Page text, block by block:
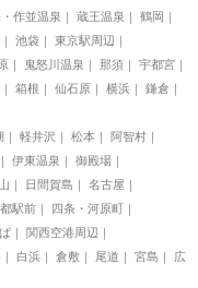
作並温泉 蔵王温泉
鶴岡
池袋
東京駅周辺
鬼怒川温泉 那須
宇都宮
箱根 仙石原 横浜
鎌倉
軽井沢 松本
阿智村
伊東温泉
御殿場
日間賀島
名古屋
駅前
四条・河原町
関西空港周辺
白浜 倉敷 尾道 宮島
広